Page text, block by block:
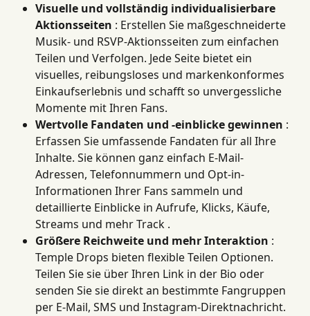
Visuelle und vollständig individualisierbare
Aktionsseiten : Erstellen Sie maßgeschneiderte
Musik- und RSVP-Aktionsseiten zum einfachen
Teilen und Verfolgen. Jede Seite bietet ein
visuelles, reibungsloses und markenkonformes
Einkaufserlebnis und schafft so unvergessliche
Momente mit Ihren Fans.
Wertvolle Fandaten und -einblicke gewinnen :
Erfassen Sie umfassende Fandaten für all Ihre
Inhalte. Sie können ganz einfach E-Mail-
Adressen, Telefonnummern und Opt-in-
Informationen Ihrer Fans sammeln und
detaillierte Einblicke in Aufrufe, Klicks, Käufe,
Streams und mehr Track .
Größere Reichweite und mehr Interaktion :
Temple Drops bieten flexible Teilen Optionen.
Teilen Sie sie über Ihren Link in der Bio oder
senden Sie sie direkt an bestimmte Fangruppen
per E-Mail, SMS und Instagram-Direktnachricht.